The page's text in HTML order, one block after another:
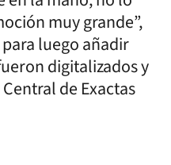
muy grande”,
luego añadir
digitalizados y
de Exactas